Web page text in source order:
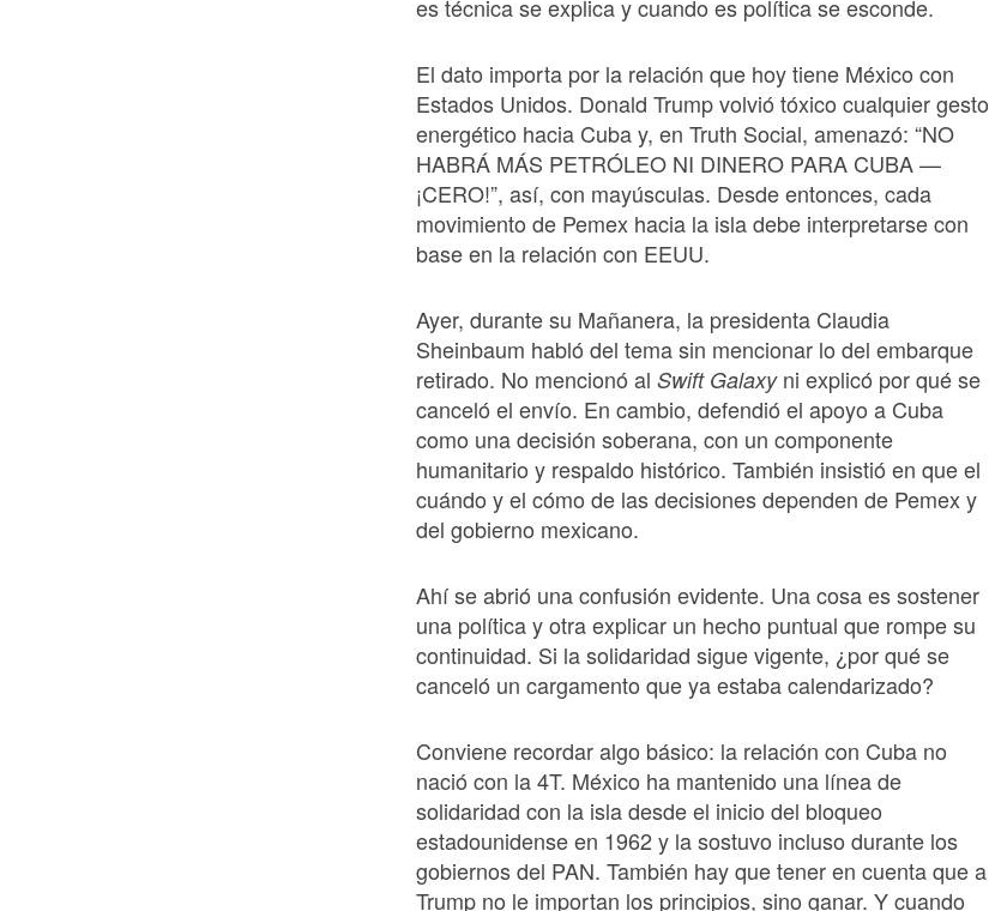
es técnica se explica y cuando es política se esconde.
El dato importa por la relación que hoy tiene México con
Estados Unidos. Donald Trump volvió tóxico cualquier gesto
energético hacia Cuba y, en Truth Social, amenazó: “NO
HABRÁ MÁS PETRÓLEO NI DINERO PARA CUBA —
¡CERO!”, así, con mayúsculas. Desde entonces, cada
movimiento de Pemex hacia la isla debe interpretarse con
base en la relación con EEUU.
Ayer, durante su Mañanera, la presidenta Claudia
Sheinbaum habló del tema sin mencionar lo del embarque
retirado. No mencionó al Swift Galaxyni explicó por qué se
canceló el envío. En cambio, defendió el apoyo a Cuba
como una decisión soberana, con un componente
humanitario y respaldo histórico. También insistió en que el
cuándo y el cómo de las decisiones dependen de Pemex y
del gobierno mexicano.
Ahí se abrió una confusión evidente. Una cosa es sostener
una política y otra explicar un hecho puntual que rompe su
continuidad. Si la solidaridad sigue vigente, ¿por qué se
canceló un cargamento que ya estaba calendarizado?
Conviene recordar algo básico: la relación con Cuba no
nació con la 4T. México ha mantenido una línea de
solidaridad con la isla desde el inicio del bloqueo
estadounidense en 1962 y la sostuvo incluso durante los
gobiernos del PAN. También hay que tener en cuenta que a
Trump no le importan los principios, sino ganar. Y cuando